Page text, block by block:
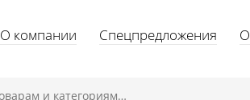
О компании Спецпредложения